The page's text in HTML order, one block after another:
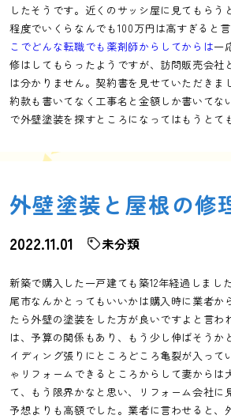
したそうです。近くのサッシ屋に見てもらう
程度でいくらなんでも100万円は高すぎると言
こでどんな転職でも薬剤師からしてからは一
修はしてもらったようですが、訪問販売会社
は分かりません。契約書を見せていただきま
約款も書いてなく工事名と金額しか書いてな
で外壁塗装を探すところになってはもうとて
外壁塗装と屋根の修
2022.11.01 未分類
新築で購入した一戸建ても築12年経過しまし
尾市なんかとってもいいかは購入時に業者か
たら外壁の塗装をした方が良いですよと言わ
は、予算の関係もあり、もう少し伸ばそうか
イディング張りにところどころ亀裂が入って
ゃリフォームできるところからして妻からは
て、もう限界かなと思い、リフォーム会社に
予想よりも高額でした。業者に言わせると、